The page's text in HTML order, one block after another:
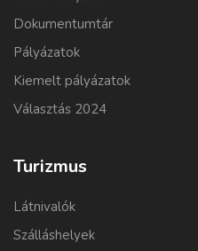
Dokumentumtár
Pályázatok
Kiemelt pályázatok
Választás 2024
Turizmus
Látnivalók
Szálláshelyek